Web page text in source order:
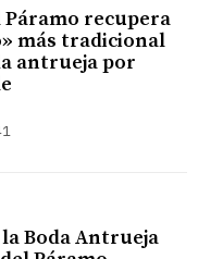
Páramo recupera
más tradicional
antrueja por
Boda Antrueja